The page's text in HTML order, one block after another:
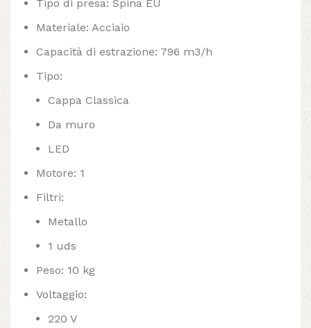
Tipo di presa: Spina EU
Materiale: Acciaio
Capacità di estrazione: 796 m3/h
Tipo:
Cappa Classica
Da muro
LED
Motore: 1
Filtri:
Metallo
1 uds
Peso: 10 kg
Voltaggio:
220 V